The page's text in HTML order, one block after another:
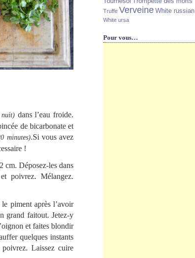
nuit) dans l’eau froide.
de bicarbonate et
minutes).Si vous avez
!
cm. Déposez-les dans
poivrez. Mélangez.
piment après l’avoir
grand faitout. Jetez-y
et faites blondir
quelques instants
Laissez cuire
Truffe Verveine White russian
White ursa
Pour vous…